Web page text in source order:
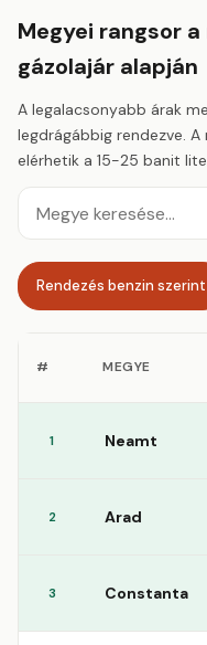
Megyei rangsor
gázolajár alapján
A legalacsonyabb árak
legdrágábbig rendezve.
elérhetik a 15-25 banit
Megye keresése
Rendezés benzin szerint
# MEGYE
1 Neamt
2 Arad
3 Constanta